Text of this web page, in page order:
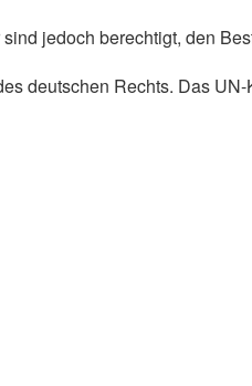
jedoch berechtigt, den
deutschen Rechts. Das